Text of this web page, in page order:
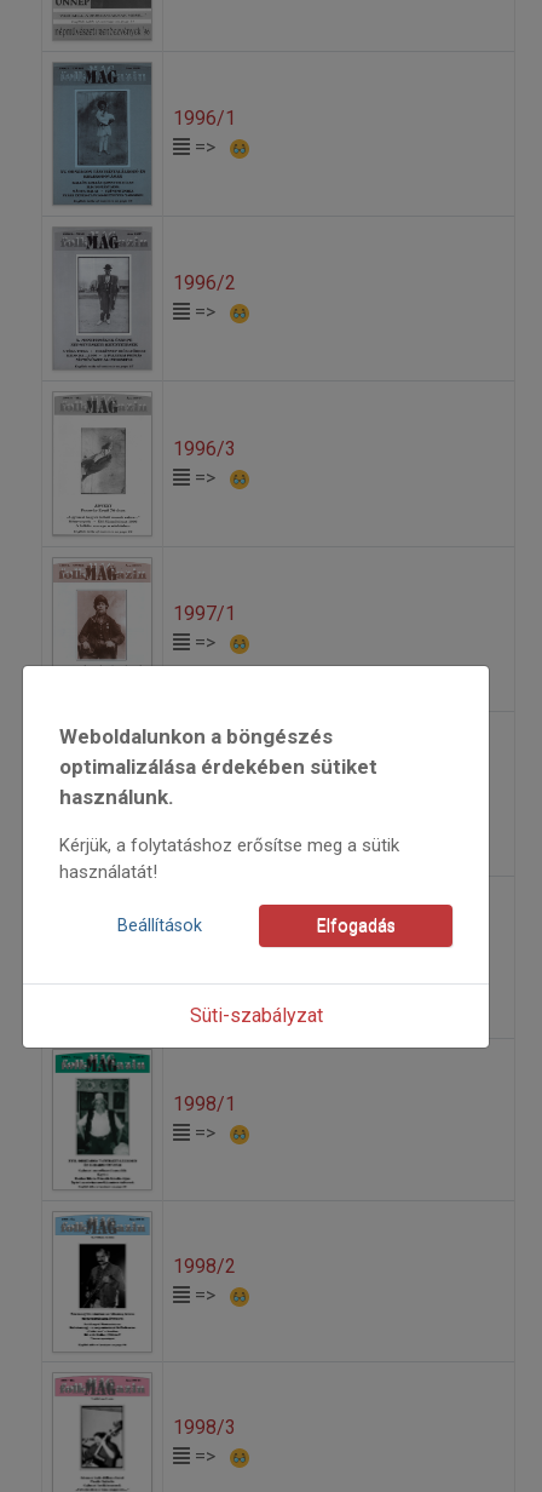
1996/1
=>
1996/2
=>
1996/3
=>
1997/1
=>
1997/2
1998/1
=>
1998/2
=>
1998/3
=>
Weboldalunkon a böngészés
optimalizálása érdekében sütiket
használunk.
Kérjük, a folytatáshoz erősítse meg a sütik
használatát!
Beállítások Elfogadás
Süti-szabályzat